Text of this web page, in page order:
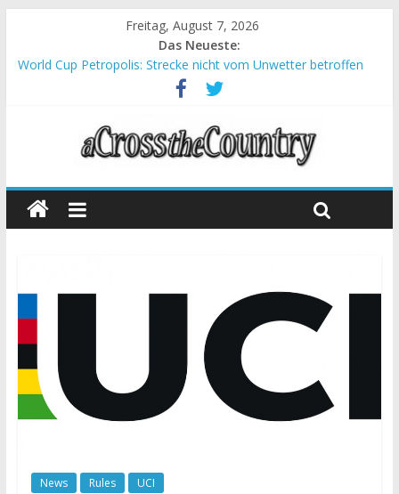
Freitag, August 7, 2026
Das Neueste:
World Cup Petropolis: Strecke nicht vom Unwetter betroffen
Krumbach und Obergessertshausen: Mountainbike-Bundesliga
Supercup Massi Banyoles: Siege für Carod und Richards
Halbzeit beim Andalucia Bike Race: Weltmeister Seewald führt
Chelva: Schweizer Doppelsieg beim ersten XCO-Rennen der
News Rules UCI